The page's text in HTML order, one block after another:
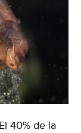
40% de la